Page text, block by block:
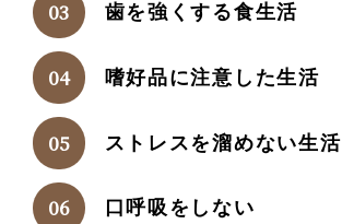
歯を強くする食生活
嗜好品に注意した生活
ストレスを溜めない生活
口呼吸をしない